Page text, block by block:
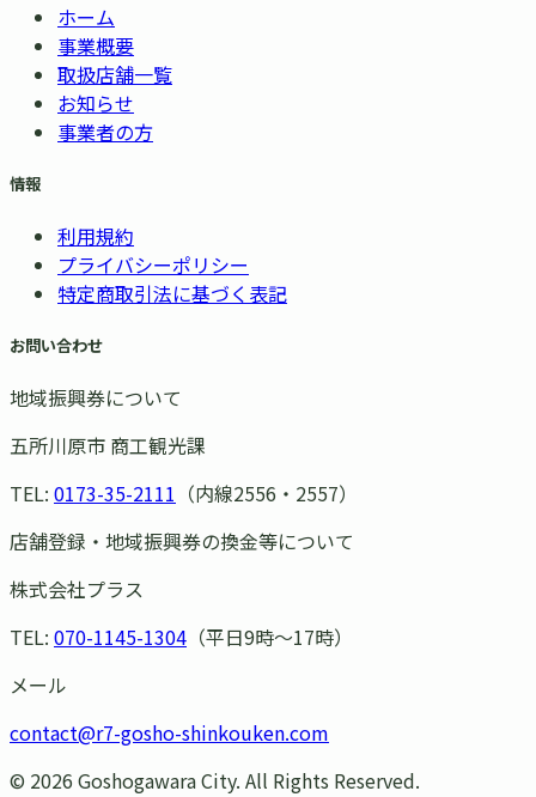
ホーム
事業概要
取扱店舗一覧
お知らせ
事業者の方
情報
利用規約
プライバシーポリシー
特定商取引法に基づく表記
お問い合わせ
地域振興券について
五所川原市 商工観光課
TEL: 0173-35-2111 （内線2556・2557）
店舗登録・地域振興券の換金等について
株式会社プラス
TEL: 070-1145-1304 （平日9時〜17時）
メール
contact@r7-gosho-shinkouken.com
© 2026 Goshogawara City. All Rights Reserved.